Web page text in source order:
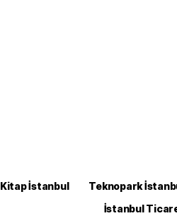
Kitap İstanbul Teknopark
İstanbul